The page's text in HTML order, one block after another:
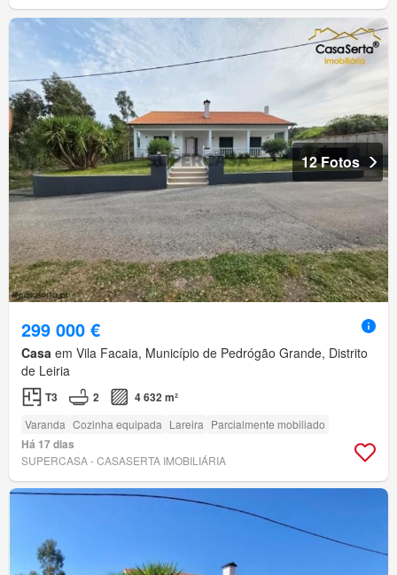
12 Fotos
299 000 €
Casa em Vila Facaia, Município de Pedrógão Grande, Distrito
de Leiria
T3 2 4 632 m²
Varanda Cozinha equipada Lareira Parcialmente mobiliado
Há 17 dias
SUPERCASA - CASASERTA IMOBILIÁRIA